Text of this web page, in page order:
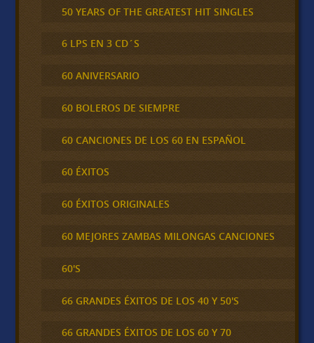
50 YEARS OF THE GREATEST HIT SINGLES
6 LPS EN 3 CD´S
60 ANIVERSARIO
60 BOLEROS DE SIEMPRE
60 CANCIONES DE LOS 60 EN ESPAÑOL
60 ÉXITOS
60 ÉXITOS ORIGINALES
60 MEJORES ZAMBAS MILONGAS CANCIONES
60'S
66 GRANDES ÉXITOS DE LOS 40 Y 50'S
66 GRANDES ÉXITOS DE LOS 60 Y 70